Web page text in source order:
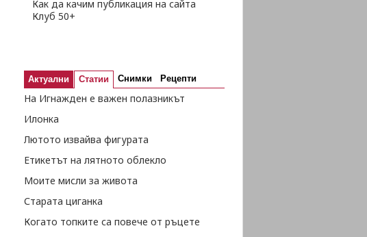
Как да качим публикация на сайта
Клуб 50+
Актуални Статии Снимки Рецепти
На Игнажден е важен полазникът
Илонка
Лютото извайва фигурата
Етикетът на лятното облекло
Моите мисли за живота
Старата циганка
Когато топките са повече от ръцете